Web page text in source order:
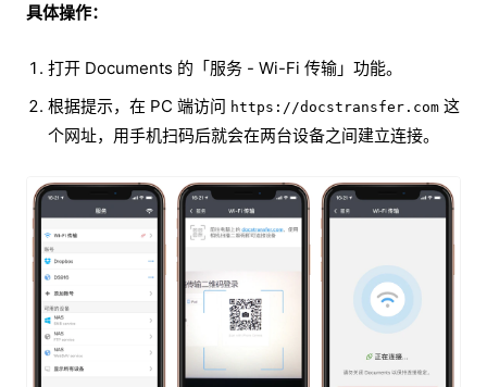
具体操作：
打开 Documents 的「服务 - Wi-Fi 传输」功能。
根据提示，在 PC 端访问 https://docstransfer.com 这
个网址，用手机扫码后就会在两台设备之间建立连接。